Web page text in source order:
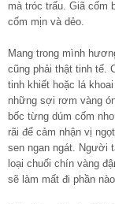
mà tróc trấu. Giã cốm
cốm mịn và dẻo.
Mang trong mình
cũng phải thật tinh tế.
tinh khiết hoặc lá
những sợi rơm vàng
bốc từng dúm cốm
rãi để cảm nhận vị
sen ngan ngát. Người
loại chuối chín vàng
sẽ làm mất đi phần